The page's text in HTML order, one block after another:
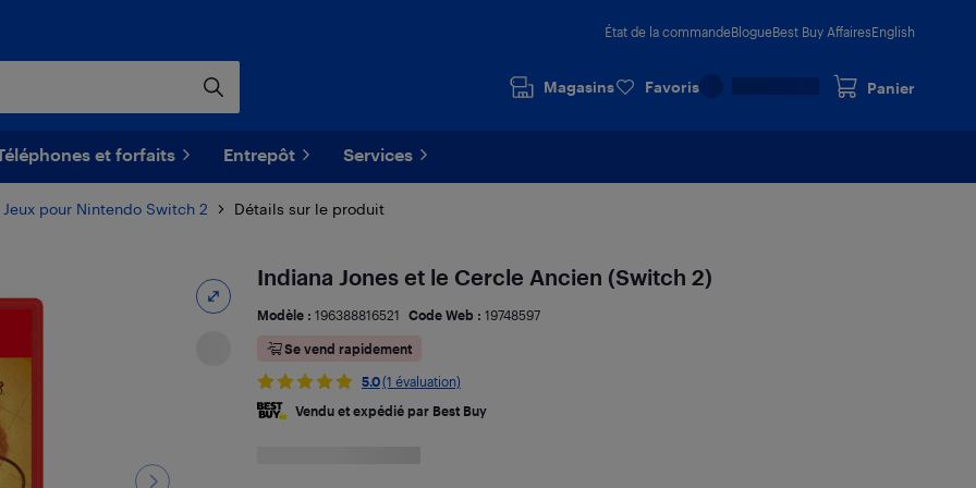
État de la commandeBlogueBest Buy AffairesEnglish
Magasins Favoris Panier
et forfaits Entrepôt Services
Jeux pour Nintendo Switch 2 Détails sur le produit
Indiana Jones et le Cercle Ancien (Switch 2)
Modèle : 196388816521 Code Web : 19748597
Se vend rapidement
5.0(1 évaluation)
Vendu et expédié par Best Buy